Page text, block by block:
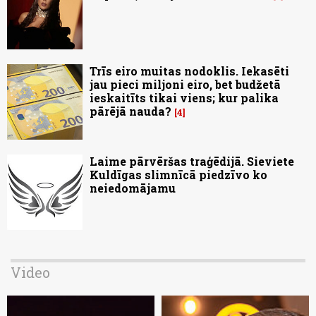
Trīs eiro muitas nodoklis. Iekasēti
jau pieci miljoni eiro, bet budžetā
ieskaitīts tikai viens; kur palika
pārējā nauda? 4
Laime pārvēršas traģēdijā. Sieviete
Kuldīgas slimnīcā piedzīvo ko
neiedomājamu
Video